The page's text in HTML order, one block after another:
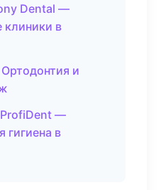
Dental —
в
и
—
гигиена в